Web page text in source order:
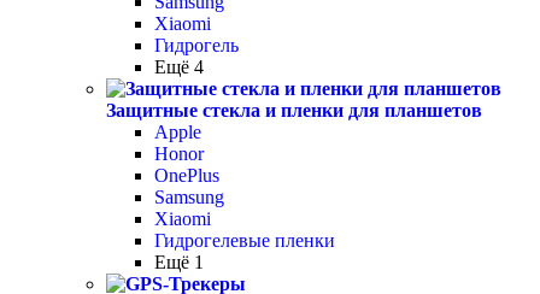
Xiaomi
Гидрогель
Ещё 4
Защитные стекла и пленки для планшетов
Apple
Honor
OnePlus
Samsung
Xiaomi
Гидрогелевые пленки
Ещё 1